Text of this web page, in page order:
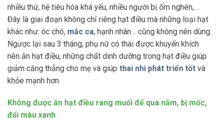
nhiều thứ, hệ tiêu hóa khá yếu, nhiều người bị ốm nghén,…
Đây là giai đoạn không chỉ riêng hạt điều mà những loại hạt
khác như: óc chó, mắc ca, hạnh nhân… cũng không nên dùng.
Ngược lại sau 3 tháng, phụ nữ có thai được khuyến khích
nên ăn hạt điều, những chất dinh dưỡng trong hạt điều giúp
giảm căng thẳng cho mẹ và giúp thai nhi phát triển tốt và
khỏe mạnh hơn.
Không được ăn hạt điều rang muối để qua năm, bị mốc,
đổi màu xanh